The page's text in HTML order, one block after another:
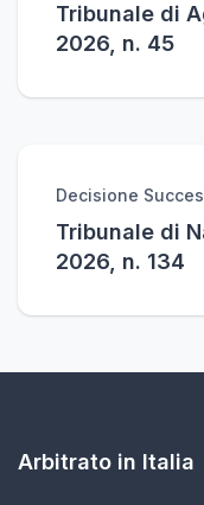
Tribunale di
2026, n. 45
Decisione
Tribunale di
2026, n. 134
Arbitrato in Italia